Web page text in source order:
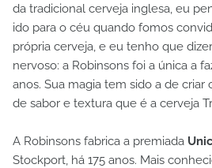
da tradicional cerveja inglesa, eu
ido para o céu quando fomos
própria cerveja, e eu tenho que
nervoso: a Robinsons foi a única a
anos. Sua magia tem sido a de
de sabor e textura que é a cerveja
A Robinsons fabrica a premiada
Stockport, há 175 anos. Mais